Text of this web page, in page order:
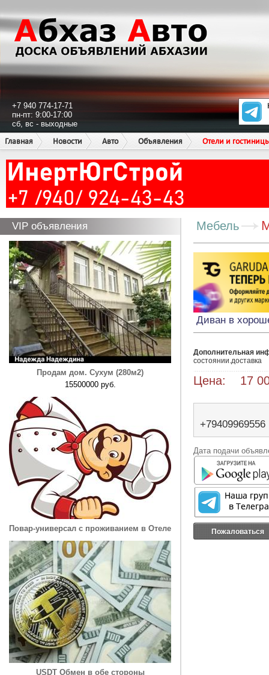
+7 940 774-17-71
пн-пт: 9:00-17:00
сб, вс - выходные
Главная
Новости Авто Объявления Отели и
VIP объявления
Продам дом. Сухум (280м2)
15500000 руб.
Повар-универсал с проживанием в Отеле
USDT Обмен в обе стороны
Мебель
Диван в
Дополнительная
состоянии.доставка
Цена: 17
+79409969556
Дата подачи
Пожаловаться